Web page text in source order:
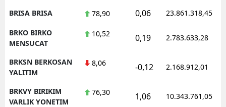
BRISA BRISA 78,90 0,06 23.861.318,45
BRKO BIRKO
MENSUCAT
10,52 0,19 2.783.633,28
BRKSN BERKOSAN
YALITIM
8,06 -0,12 2.168.912,01
BRKVY BIRIKIM
VARLIK YONETIM
76,30 1,06 10.343.761,05